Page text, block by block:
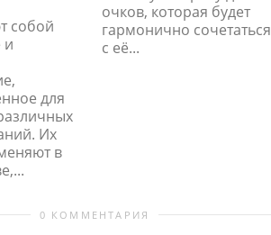
собой
и
для
Их
в
очков, которая будет
гармонично сочетаться
с её...
0 КОММЕНТАРИЯ